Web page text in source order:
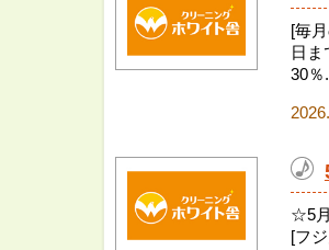
[毎
日
30％
☆5
[フ